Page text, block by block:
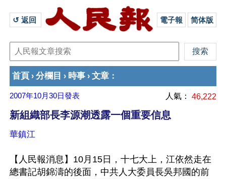
↺ 返回 電子報 简体版
首頁 › 分欄目 › 時事 › 文章 ：
2007年10月30日發表 人氣： 46,222
新組織部長李源潮透露一個重要信息
華鎮江
【人民報消息】10月15日，十七大上，江依然走在
總書記胡錦濤的後面，中共人大委員長吳邦國的前